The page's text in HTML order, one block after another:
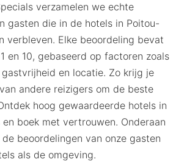
verzamelen we echte
gasten die in de hotels in Poitou-
verbleven. Elke beoordeling bevat
en 10, gebaseerd op factoren zoals
en locatie. Zo krijg je
andere reizigers om de beste
hoog gewaardeerde hotels in
boek met vertrouwen. Onderaan
beoordelingen van onze gasten
als de omgeving.